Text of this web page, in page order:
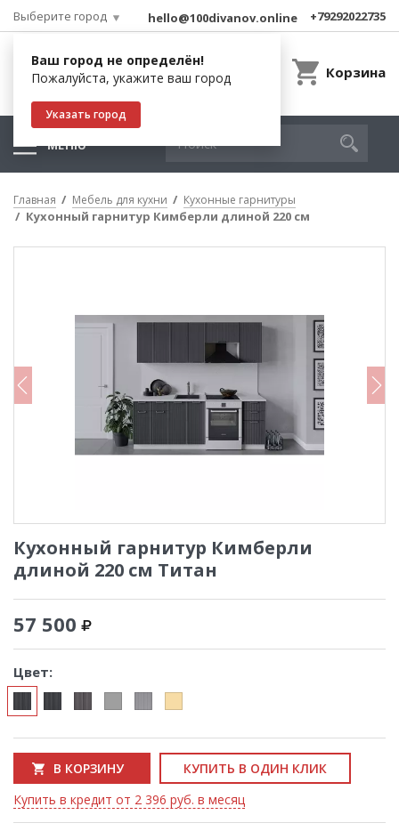
Выберите город
Ваш город не определён!
Пожалуйста, укажите ваш город
Указать город
hello@100divanov.online +79292022735
Корзина
МЕНЮ
Главная Мебель для кухни Кухонные гарнитуры
Кухонный гарнитур Кимберли длиной 220 см
Кухонный гарнитур Кимберли
длиной 220 см Титан
57 500
Цвет:
В КОРЗИНУ
КУПИТЬ В ОДИН КЛИК
Купить в кредит от 2 396 руб. в месяц